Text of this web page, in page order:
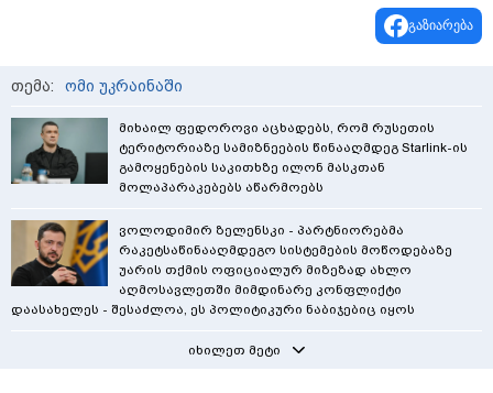
გაზიარება
თემა: ომი უკრაინაში
მიხაილ ფედოროვი აცხადებს, რომ რუსეთის
ტერიტორიაზე სამიზნეების წინააღმდეგ Starlink-ის
გამოყენების საკითხზე ილონ მასკთან
მოლაპარაკებებს აწარმოებს
ვოლოდიმირ ზელენსკი - პარტნიორებმა
რაკეტსაწინააღმდეგო სისტემების მოწოდებაზე
უარის თქმის ოფიციალურ მიზეზად ახლო
აღმოსავლეთში მიმდინარე კონფლიქტი
დაასახელეს - შესაძლოა, ეს პოლიტიკური ნაბიჯებიც იყოს
იხილეთ მეტი